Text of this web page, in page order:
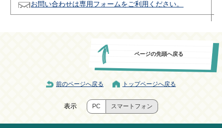
お問い合わせは専用フォームをご利用ください。
ページの先頭へ戻る
前のページへ戻る トップページへ戻る
表示 PC スマートフォン